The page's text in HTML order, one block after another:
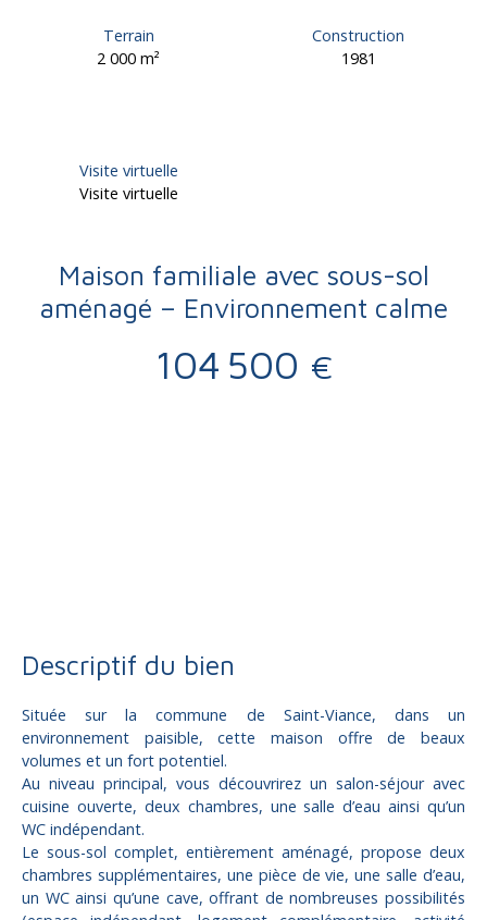
Terrain
2 000m²
Construction
1981
Visite virtuelle
Visite virtuelle
Maison familiale avec sous-sol
aménagé – Environnement calme
104 500 €
Descriptif du bien
Située sur la commune de Saint-Viance, dans un
environnement paisible, cette maison offre de beaux
volumes et un fort potentiel.
Au niveau principal, vous découvrirez un salon-séjour avec
cuisine ouverte, deux chambres, une salle d’eau ainsi qu’un
WC indépendant.
Le sous-sol complet, entièrement aménagé, propose deux
chambres supplémentaires, une pièce de vie, une salle d’eau,
un WC ainsi qu’une cave, offrant de nombreuses possibilités